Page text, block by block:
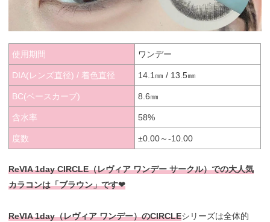
使用期間 ワンデー
DIA(レンズ直径) / 着色直径 14.1㎜ / 13.5㎜
BC(ベースカーブ) 8.6㎜
含水率 58%
度数 ±0.00～-10.00
ReVIA 1day CIRCLE（レヴィア ワンデー サークル）での大人気
カラコンは「ブラウン」です❤︎
ReVIA 1day（レヴィア ワンデー）のCIRCLEシリーズは全体的